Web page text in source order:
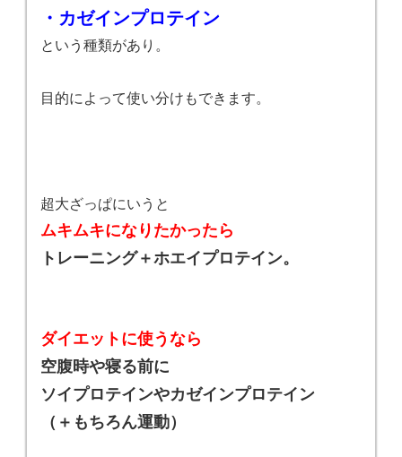
・カゼインプロテイン
という種類があり。
目的によって使い分けもできます。
超大ざっぱにいうと
ムキムキになりたかったら
トレーニング＋ホエイプロテイン。
ダイエットに使うなら
空腹時や寝る前に
ソイプロテインやカゼインプロテイン
（＋もちろん運動）